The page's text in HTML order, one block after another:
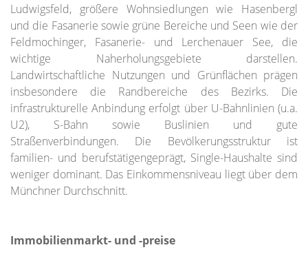
Ludwigsfeld, größere Wohnsiedlungen wie Hasenbergl
und die Fasanerie sowie grüne Bereiche und Seen wie der
Feldmochinger, Fasanerie- und Lerchenauer See, die
wichtige Naherholungsgebiete darstellen.
Landwirtschaftliche Nutzungen und Grünflächen prägen
insbesondere die Randbereiche des Bezirks. Die
infrastrukturelle Anbindung erfolgt über U-Bahnlinien (u.a.
U2), S-Bahn sowie Buslinien und gute
Straßenverbindungen. Die Bevölkerungsstruktur ist
familien- und berufstätigengeprägt, Single-Haushalte sind
weniger dominant. Das Einkommensniveau liegt über dem
Münchner Durchschnitt.
Immobilienmarkt- und -preise